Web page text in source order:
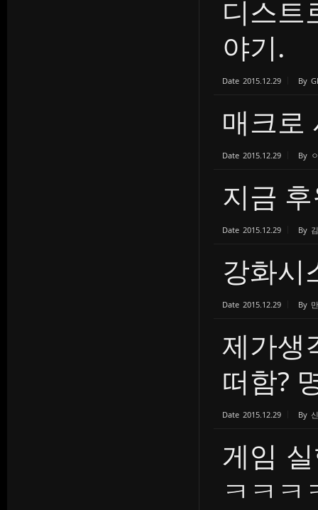
디스트
야기.
Date 2015.12.29 By
매크로
Date 2015.12.29 By
지금
Date 2015.12.29 By
강화시
Date 2015.12.29 By
제가생
떠함?
Date 2015.12.29 By
게임
ㅋㅋㅋ